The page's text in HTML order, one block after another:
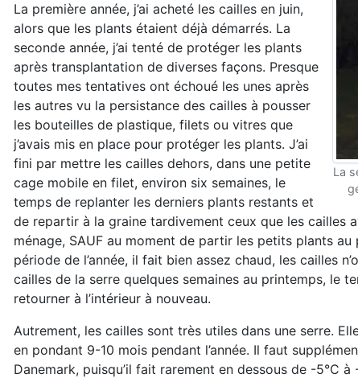
La
La première année, j’ai acheté les cailles en juin,
alors que les plants étaient déjà démarrés. La
seconde année, j’ai tenté de protéger les plants
après transplantation de diverses façons. Presque
toutes mes tentatives ont échoué les unes après
les autres vu la persistance des cailles à pousser
les bouteilles de plastique, filets ou vitres que
j’avais mis en place pour protéger les plants. J’ai
fini par mettre les cailles dehors, dans une petite
cage mobile en filet, environ six semaines, le
temps de replanter les derniers plants restants et
de repartir à la graine tardivement ceux que les cailles
ménage, SAUF au moment de partir les petits plants
période de l’année, il fait bien assez chaud, les cailles
cailles de la serre quelques semaines au printemps, le
retourner à l’intérieur à nouveau.
Autrement, les cailles sont très utiles dans une serre.
en pondant 9-10 mois pendant l’année. Il faut
Danemark, puisqu’il fait rarement en dessous de -5°C